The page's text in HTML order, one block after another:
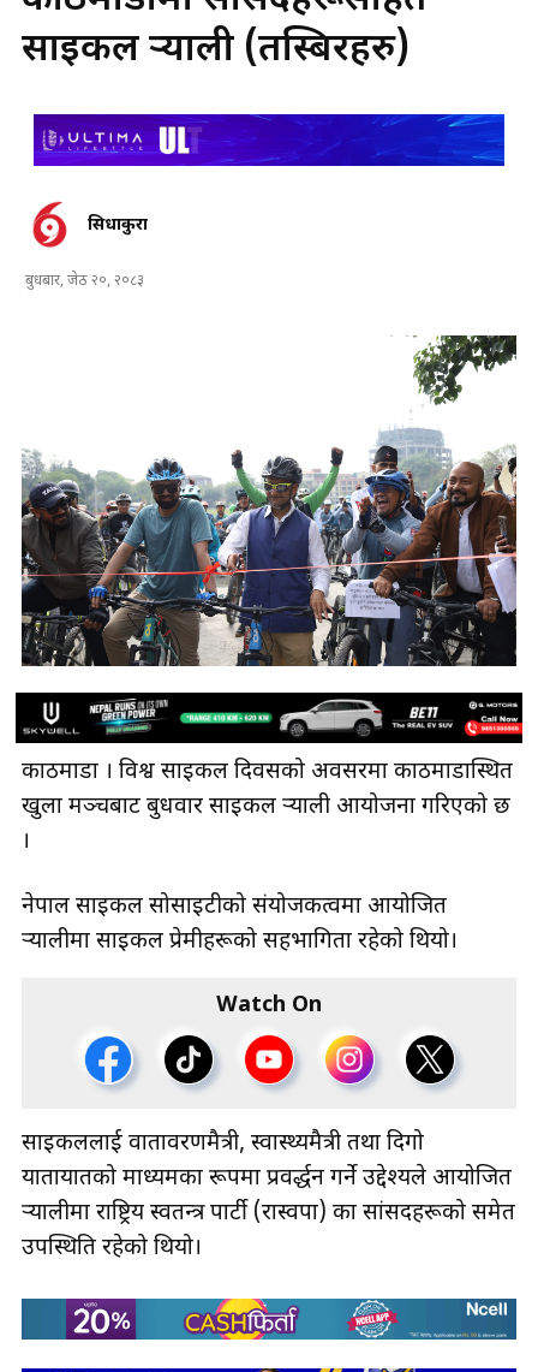
साइकल र्‍याली (तस्बिरहरु)
सिधाकुरा
बुधबार, जेठ २०, २०८३
काठमाडौँ । विश्व साइकल दिवसको अवसरमा काठमाडौँस्थित
खुला मञ्चबाट बुधवार साइकल र्‍याली आयोजना गरिएको छ
।
नेपाल साइकल सोसाइटीको संयोजकत्वमा आयोजित
र्‍यालीमा साइकल प्रेमीहरूको सहभागिता रहेको थियो।
Watch On
साइकललाई वातावरणमैत्री, स्वास्थ्यमैत्री तथा दिगो
यातायातको माध्यमका रूपमा प्रवर्द्धन गर्ने उद्देश्यले आयोजित
र्‍यालीमा राष्ट्रिय स्वतन्त्र पार्टी (रास्वपा) का सांसदहरूको समेत
उपस्थिति रहेको थियो।